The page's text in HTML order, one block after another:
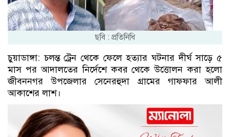
ছবি : প্রতিনিধি
চুয়াডাঙ্গা: চলন্ত ট্রেন থেকে ফেলে হত্যার ঘটনার দীর্ঘ সাড়ে ৫
মাস পর আদালতের নির্দেশে কবর থেকে উত্তোলন করা হলো
জীবননগর উপজেলার সেনেরহুদা গ্রামের গাফফার আলী
আকাশের লাশ।